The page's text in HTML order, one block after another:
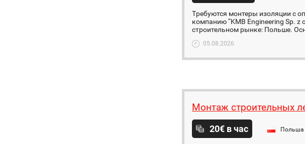
Tребуются монтеры изоляции с
компанию “KMB Engineering Sp.
строительном рынке: Польше.
05.08.2026
Монтаж строительных
20€ в час Польша